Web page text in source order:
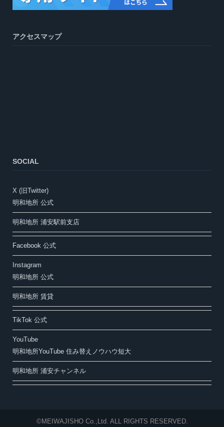
アクセスマップ
SOCIAL
X (旧Twitter)
明和地所 公式
明和地所 浦安駅前支店
Facebook 公式
Instagram
明和地所 公式
明和地所 賃貸
TikTok 公式
YouTube
明和地所YouTube 住み替えノウハウ短大
明和地所 浦安チャンネル
©MEIWAJISHO Co.,Ltd. ALL RIGHTS RESERVED.